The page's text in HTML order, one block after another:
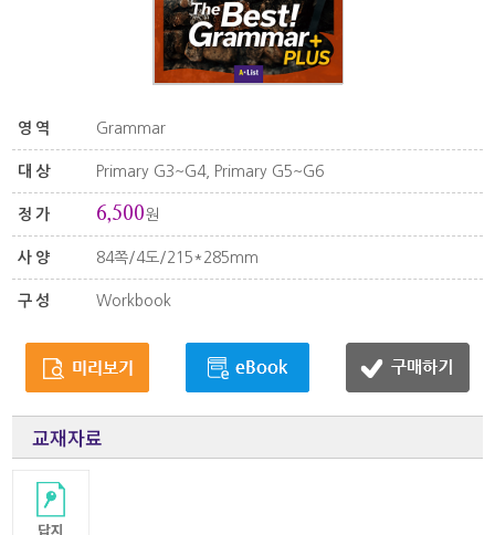
영역 Grammar
대상 Primary G3~G4, Primary G5~G6
정가 6,500원
사양 84쪽/4도/215*285mm
구성 Workbook
교재자료